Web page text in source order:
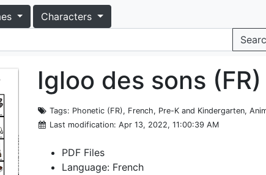
Characters
Igloo des sons (FR)
Tags: Phonetic (FR), French, Pre-K and Kindergarten,
Last modification: Apr 13, 2022, 11:00:39 AM
PDF Files
Language: French